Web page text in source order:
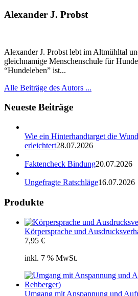
Alexander J. Probst
Alexander J. Probst lebt im Altmühltal
gleichnamige Menschenschule für
“Hundeleben” ist...
Alle Beiträge des Autors ...
Neueste Beiträge
Wie ein Hinterhandtarget die
erleichtert28.07.2026
Faktencheck Bindung20.07.2026
Ungefragte Ratschläge16.07.2026
Produkte
Körpersprache und
7,95 €
inkl. 7 % MwSt.
Umgang mit Anspannung und